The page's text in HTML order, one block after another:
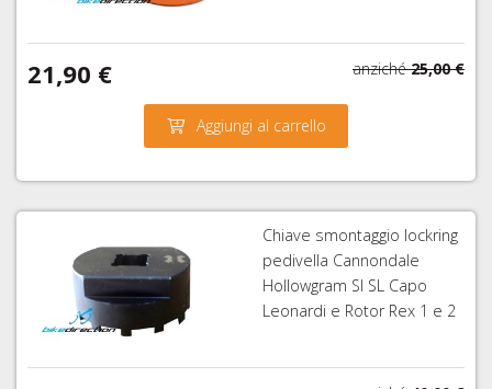
21,90 € anziché 25,00 €
Aggiungi al carrello
Chiave smontaggio lockring
pedivella Cannondale
Hollowgram SI SL Capo
Leonardi e Rotor Rex 1 e 2